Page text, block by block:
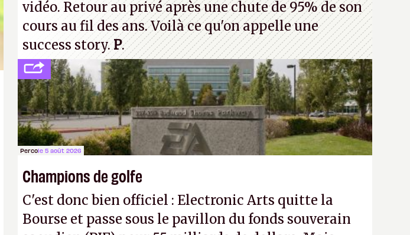
vidéo. Retour au privé après une chute de 95% de son
cours au fil des ans. Voilà ce qu'on appelle une
success story.P.
Percole 5 août 2026
Champions de golfe
C'est donc bien officiel : Electronic Arts quitte la
Bourse et passe sous le pavillon du fonds souverain